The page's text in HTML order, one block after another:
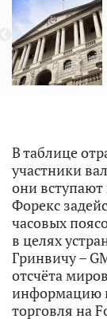
В таблице
участники
они
Форекс
часовых
в целях
Гринвичу –
отсчёта
информацию
торговля на